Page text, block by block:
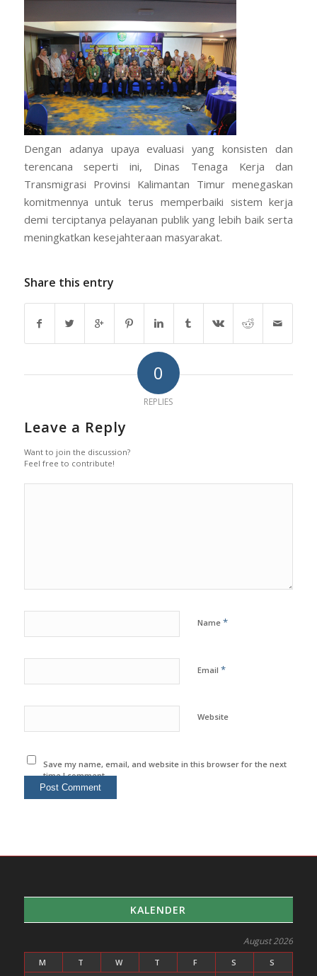
Dengan adanya upaya evaluasi yang konsisten dan
terencana seperti ini, Dinas Tenaga Kerja dan
Transmigrasi Provinsi Kalimantan Timur menegaskan
komitmennya untuk terus memperbaiki sistem kerja
demi terciptanya pelayanan publik yang lebih baik serta
meningkatkan kesejahteraan masyarakat.
Share this entry
0
REPLIES
Leave a Reply
Want to join the discussion?
Feel free to contribute!
Name *
Email *
Website
Save my name, email, and website in this browser for the next
time I comment.
KALENDER
August 2026
M T W T F S
S